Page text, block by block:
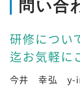
問い合
研修につい
迄お気軽に
今井 幸弘 y-